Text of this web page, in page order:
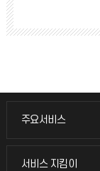
주요서비스
주요서비스
교무회의방송
서비스 지킴이
서비스 지킴이